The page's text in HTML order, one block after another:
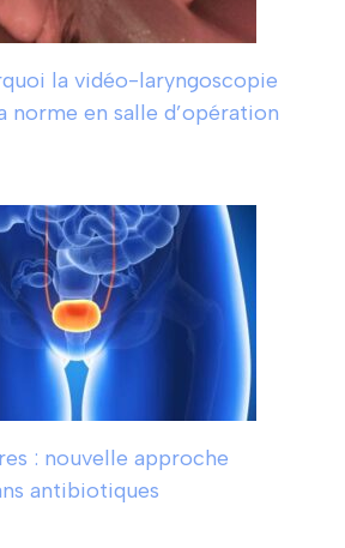
la vidéo-laryngoscopie
norme en salle d’opération
: nouvelle approche
antibiotiques